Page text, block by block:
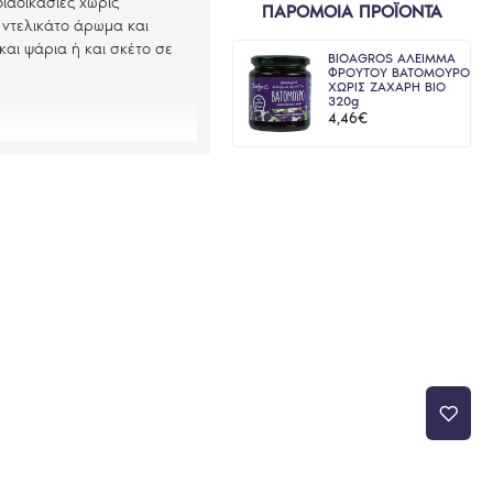
άρωμα και
ψάρια ή και σκέτο σε
ΠΑΡΟΜΟΙΑ ΠΡΟΪΟΝΤΑ
BIOAGROS ΑΛΕΙΜΜΑ
ΦΡΟΥΤΟΥ ΒΑΤΟΜΟΥΡΟ
ΧΩΡΙΣ ΖΑΧΑΡΗ BIO
320g
4,46€